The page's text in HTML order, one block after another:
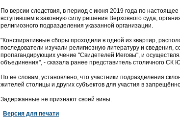
По версии следствия, в период с июня 2019 года по
вступившем в законную силу решения Верховного суда,
религиозного подразделения указанной организации.
"Конспиративные сборы проходили в одной из квартир,
последователи изучали религиозную литературу и
пропагандирующих учение "Свидетелей Иеговы", и
объединения", - сказала ранее представитель столичного СК
По ее словам, установлено, что участники подразделения
жителей столицы и других субъектов для участия в
Задержанные не признают своей вины.
Версия для печати